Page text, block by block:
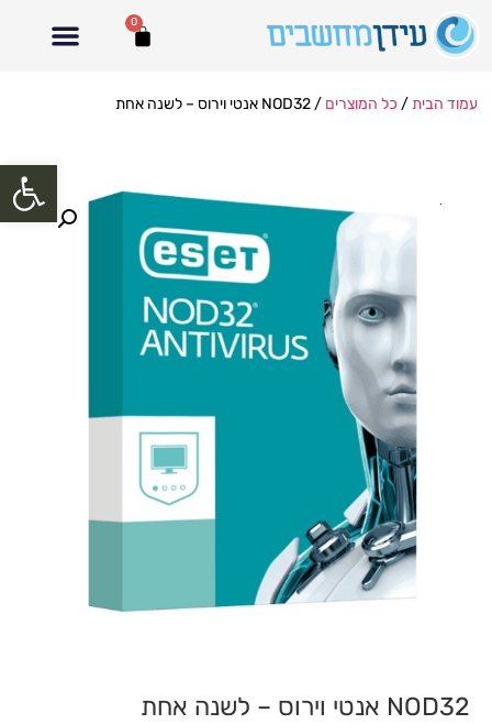
פתח
0
עמוד הבית/ כל המוצרים / NOD32 אנטי וירוס – לשנה אחת
NOD32 אנטי וירוס – לשנה אחת